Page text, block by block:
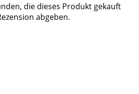
die dieses Produkt gekauft
abgeben.